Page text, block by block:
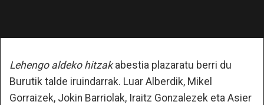
Lehengo aldeko hitzakabestia plazaratu berri du
Burutik talde iruindarrak. Luar Alberdik, Mikel
Gorraizek, Jokin Barriolak, Iraitz Gonzalezek eta Asier